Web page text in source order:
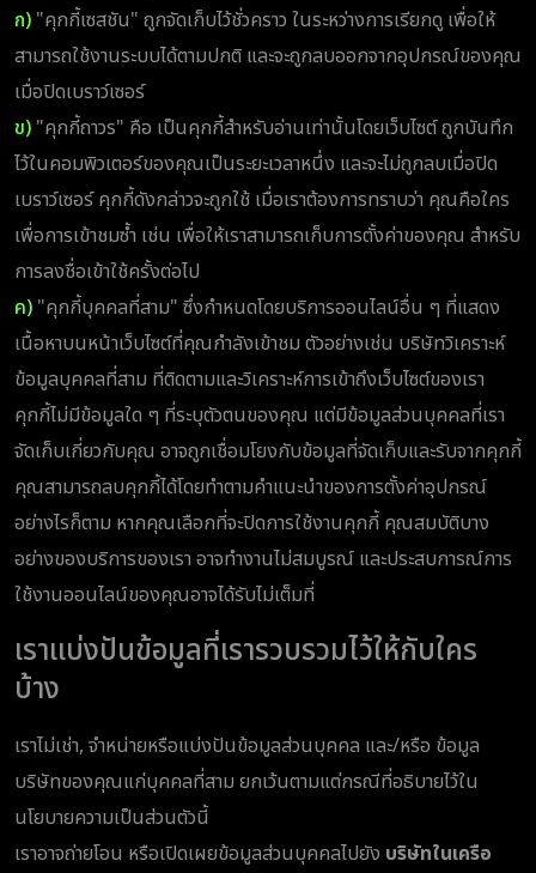
ก) "คุกกี้เซสชัน" ถูกจัดเก็บไว้ชั่วคราว ในระหว่างการเรียกดู เพื่อให้
สามารถใช้งานระบบได้ตามปกติ และจะถูกลบออกจากอุปกรณ์ของคุณ
เมื่อปิดเบราว์เซอร์
ข) "คุกกี้ถาวร" คือ เป็นคุกกี้สำหรับอ่านเท่านั้นโดยเว็บไซต์ ถูกบันทึก
ไว้ในคอมพิวเตอร์ของคุณเป็นระยะเวลาหนึ่ง และจะไม่ถูกลบเมื่อปิด
เบราว์เซอร์ คุกกี้ดังกล่าวจะถูกใช้ เมื่อเราต้องการทราบว่า คุณคือใคร
เพื่อการเข้าชมซ้ำ เช่น เพื่อให้เราสามารถเก็บการตั้งค่าของคุณ สำหรับ
การลงชื่อเข้าใช้ครั้งต่อไป
ค) "คุกกี้บุคคลที่สาม" ซึ่งกำหนดโดยบริการออนไลน์อื่น ๆ ที่แสดง
เนื้อหาบนหน้าเว็บไซต์ที่คุณกำลังเข้าชม ตัวอย่างเช่น บริษัทวิเคราะห์
ข้อมูลบุคคลที่สาม ที่ติดตามและวิเคราะห์การเข้าถึงเว็บไซต์ของเรา
คุกกี้ไม่มีข้อมูลใด ๆ ที่ระบุตัวตนของคุณ แต่มีข้อมูลส่วนบุคคลที่เรา
จัดเก็บเกี่ยวกับคุณ อาจถูกเชื่อมโยงกับข้อมูลที่จัดเก็บและรับจากคุกกี้
คุณสามารถลบคุกกี้ได้โดยทำตามคำแนะนำของการตั้งค่าอุปกรณ์
อย่างไรก็ตาม หากคุณเลือกที่จะปิดการใช้งานคุกกี้ คุณสมบัติบาง
อย่างของบริการของเรา อาจทำงานไม่สมบูรณ์ และประสบการณ์การ
ใช้งานออนไลน์ของคุณอาจได้รับไม่เต็มที่
เราแบ่งปันข้อมูลที่เรารวบรวมไว้ให้กับใคร
บ้าง
เราไม่เช่า, จำหน่ายหรือแบ่งปันข้อมูลส่วนบุคคล และ/หรือ ข้อมูล
บริษัทของคุณแก่บุคคลที่สาม ยกเว้นตามแต่กรณีที่อธิบายไว้ใน
นโยบายความเป็นส่วนตัวนี้
เราอาจถ่ายโอน หรือเปิดเผยข้อมูลส่วนบุคคลไปยัง บริษัทในเครือ